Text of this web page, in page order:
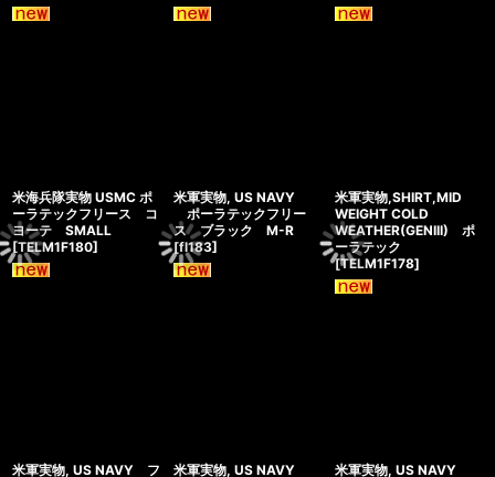
米海兵隊実物 USMC ポ
ーラテックフリース コ
ヨーテ SMALL
[TELM1F180]
米軍実物, US NAVY
ポーラテックフリー
ス ブラック M-R
[fl183]
米軍実物,SHIRT,MID
WEIGHT COLD
WEATHER(GENIII) ポ
ーラテック
[TELM1F178]
米軍実物, US NAVY フ
米軍実物, US NAVY
米軍実物, US NAVY